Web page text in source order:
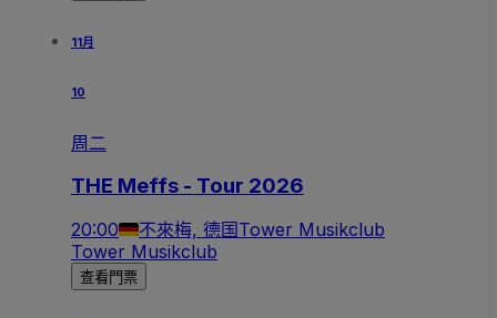
11月
10
周二
THE Meffs - Tour 2026
20:00 不來梅, 德国Tower Musikclub
Tower Musikclub
查看門票